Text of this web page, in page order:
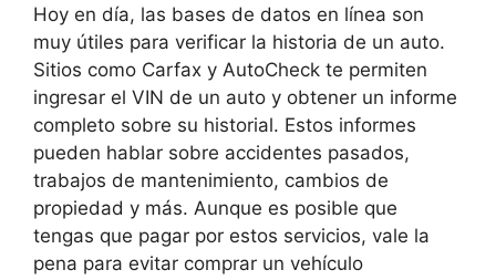
Hoy en día, las bases de datos en línea son
muy útiles para verificar la historia de un auto.
Sitios como Carfax y AutoCheck te permiten
ingresar el VIN de un auto y obtener un informe
completo sobre su historial. Estos informes
pueden hablar sobre accidentes pasados,
trabajos de mantenimiento, cambios de
propiedad y más. Aunque es posible que
tengas que pagar por estos servicios, vale la
pena para evitar comprar un vehículo